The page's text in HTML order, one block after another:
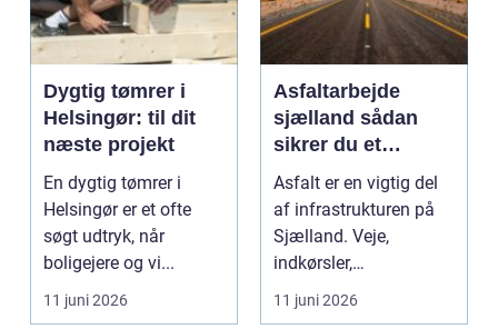
Dygtig tømrer i
Helsingør: til dit
næste projekt
En dygtig tømrer i
Helsingør er et ofte
søgt udtryk, når
boligejere og vi...
11 juni 2026
Asfaltarbejde
sjælland sådan
sikrer du et
holdbart resultat
Asfalt er en vigtig del
af infrastrukturen på
Sjælland. Veje,
indkørsler,
parkeringspladser og
stier...
11 juni 2026